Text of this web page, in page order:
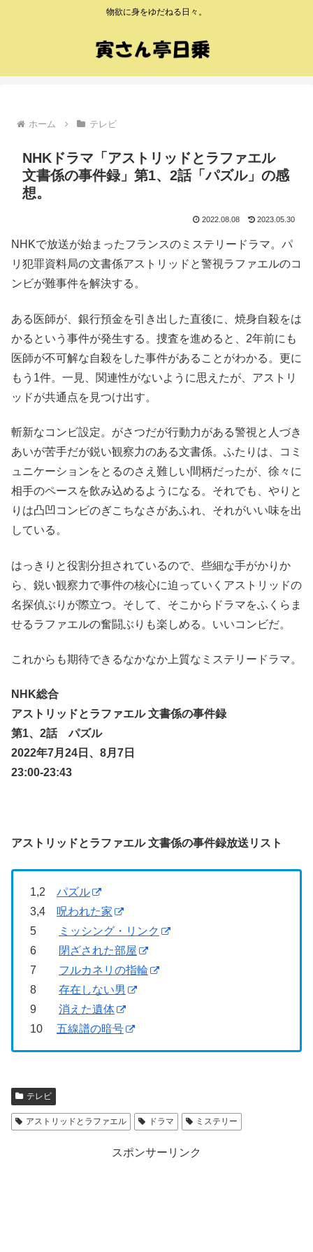
物欲に身をゆだねる日々。
ホーム テレビ
NHKドラマ「アストリッドとラファエル
文書係の事件録」第1、2話「パズル」の感
想。
2022.08.08 2023.05.30
NHKで放送が始まったフランスのミステリードラマ。パ
リ犯罪資料局の文書係アストリッドと警視ラファエルのコ
ンビが難事件を解決する。
ある医師が、銀行預金を引き出した直後に、焼身自殺をは
かるという事件が発生する。捜査を進めると、2年前にも
医師が不可解な自殺をした事件があることがわかる。更に
もう1件。一見、関連性がないように思えたが、アストリ
ッドが共通点を見つけ出す。
斬新なコンビ設定。がさつだが行動力がある警視と人づき
あいが苦手だが鋭い観察力のある文書係。ふたりは、コミ
ュニケーションをとるのさえ難しい間柄だったが、徐々に
相手のペースを飲み込めるようになる。それでも、やりと
りは凸凹コンビのぎこちなさがあふれ、それがいい味を出
している。
はっきりと役割分担されているので、些細な手がかりか
ら、鋭い観察力で事件の核心に迫っていくアストリッドの
名探偵ぶりが際立つ。そして、そこからドラマをふくらま
せるラファエルの奮闘ぶりも楽しめる。いいコンビだ。
これからも期待できるなかなか上質なミステリードラマ。
NHK総合
アストリッドとラファエル 文書係の事件録
第1、2話 パズル
2022年7月24日、8月7日
23:00-23:43
アストリッドとラファエル 文書係の事件録放送リスト
1,2 パズル
3,4 呪われた家
5
ミッシング・リンク
6
閉ざされた部屋
7 フルカネリの指輪
8 存在しない男
9 消えた遺体
10 五線譜の暗号
テレビ
アストリッドとラファエル ドラマ ミステリー
スポンサーリンク